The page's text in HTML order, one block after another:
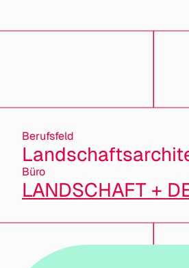
Berufsfeld
Büro
LANDSCHAFT +